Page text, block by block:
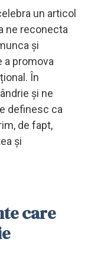
un articol
ne reconecta
și
a promova
În
și ne
definesc ca
de fapt,
și
care